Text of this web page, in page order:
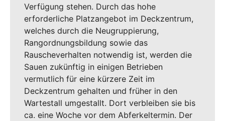
Verfügung stehen. Durch das hohe
erforderliche Platzangebot im Deckzentrum,
welches durch die Neugruppierung,
Rangordnungsbildung sowie das
Rauscheverhalten notwendig ist, werden die
Sauen zukünftig in einigen Betrieben
vermutlich für eine kürzere Zeit im
Deckzentrum gehalten und früher in den
Wartestall umgestallt. Dort verbleiben sie bis
ca. eine Woche vor dem Abferkeltermin. Der